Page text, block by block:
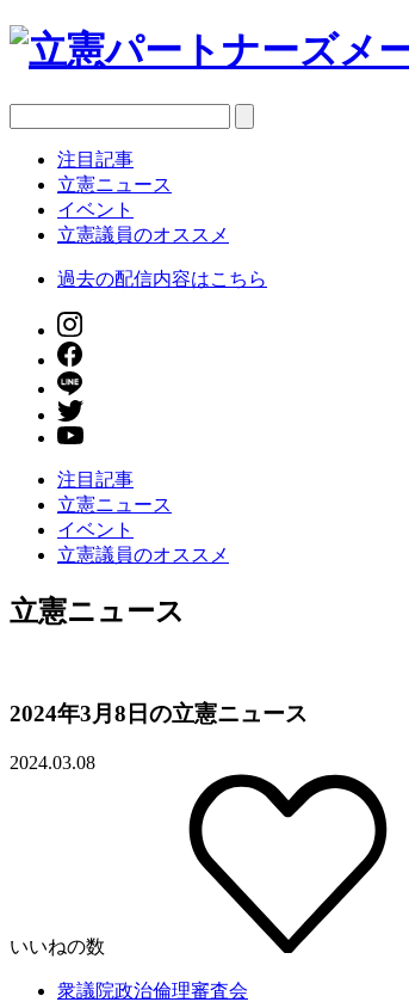
注目記事
立憲ニュース
イベント
立憲議員のオススメ
過去の配信内容はこちら
注目記事
立憲ニュース
イベント
立憲議員のオススメ
立憲ニュース
2024年3月8日の立憲ニュース
2024.03.08
いいねの数
衆議院政治倫理審査会